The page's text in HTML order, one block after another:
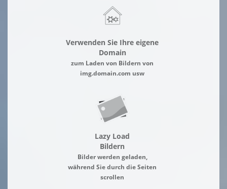
Verwenden Sie Ihre eigene
Domain
zum Laden von Bildern von
img.domain.com usw
Lazy Load
Bildern
Bilder werden geladen,
während Sie durch die Seiten
scrollen